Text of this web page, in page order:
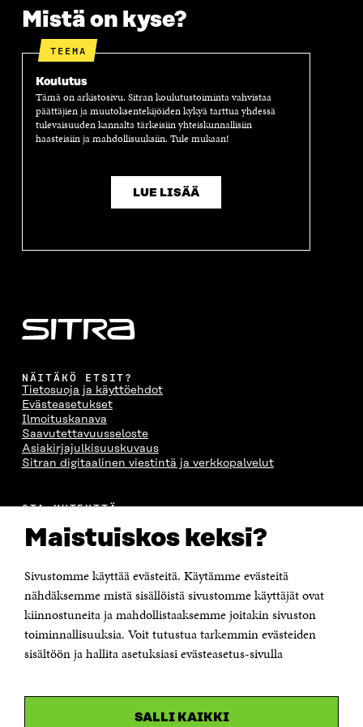
Maistuiskos keksi?
Sivustomme käyttää evästeitä. Käytämme evästeitä
nähdäksemme mistä sisällöistä sivustomme käyttäjät ovat
kiinnostuneita ja mahdollistaaksemme joitakin sivuston
toiminnallisuuksia. Voit tutustua tarkemmin evästeiden
sisältöön ja hallita asetuksiasi evästeasetus-sivulla
SALLI KAIKKI
S
A
A
S
A
Mistä on kyse?
TEEMA
Koulutus
Tämä on arkistosivu. Sitran koulutustoiminta vahvistaa
päättäjien ja muutoksentekijöiden kykyä tarttua yhdessä
tulevaisuuden kannalta tärkeisiin yhteiskunnallisiin
haasteisiin ja mahdollisuuksiin. Tule mukaan!
LUE LISÄÄ
NÄITÄKÖ ETSIT?
Tietosuoja ja käyttöehdot
Evästeasetukset
Ilmoituskanava
Saavutettavuusseloste
Asiakirjajulkisuuskuvaus
Sitran digitaalinen viestintä ja verkkopalvelut
OTA YHTEYTTÄ
Itämerenkatu 11-13, PL 160,
00181 Helsinki
Puhelin +358 294 618 991
Sähköpostiosoite
Saapumisohjeet
Y-tunnus 0202132-3